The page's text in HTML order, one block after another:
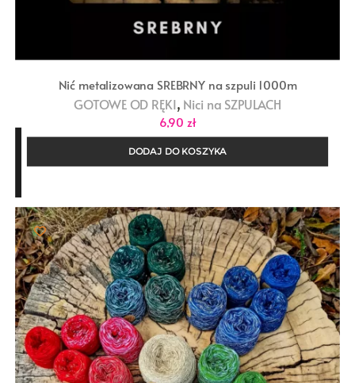
Nić metalizowana SREBRNY na szpuli 1000m
GOTOWE OD RĘKI, Nici na SZPULACH
6,90 zł
DODAJ DO KOSZYKA